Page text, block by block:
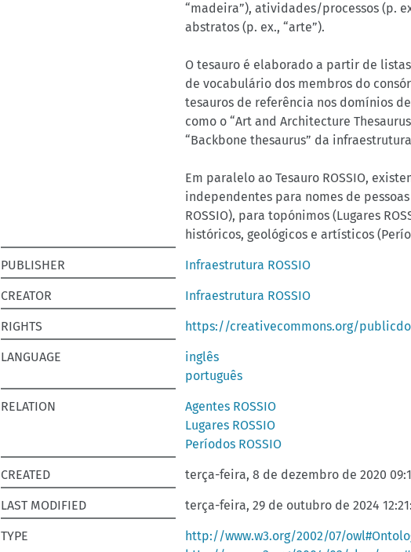
“madeira”), atividades/processos (p.
abstratos (p. ex., “arte”).
O tesauro é elaborado a partir de
de vocabulário dos membros do
tesauros de referência nos domínios
como o “Art and Architecture
“Backbone thesaurus” da infraestrutura
Em paralelo ao Tesauro ROSSIO,
independentes para nomes de
ROSSIO), para topónimos (Lugares
históricos, geológicos e artísticos
PUBLISHER Infraestrutura ROSSIO
CREATOR Infraestrutura ROSSIO
RIGHTS https://creativecommons.org/
LANGUAGE
inglês
português
RELATION
Agentes ROSSIO
Lugares ROSSIO
Períodos ROSSIO
CREATED terça-feira, 8 de dezembro de 2020
LAST MODIFIED terça-feira, 29 de outubro de 2024
TYPE
http://www.w3.org/2002/07/